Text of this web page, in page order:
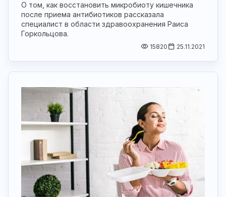
О том, как восстановить микробиоту кишечника
после приема антибиотиков рассказала
специалист в области здравоохранения Раиса
Горкольцова.
15820 25.11.2021